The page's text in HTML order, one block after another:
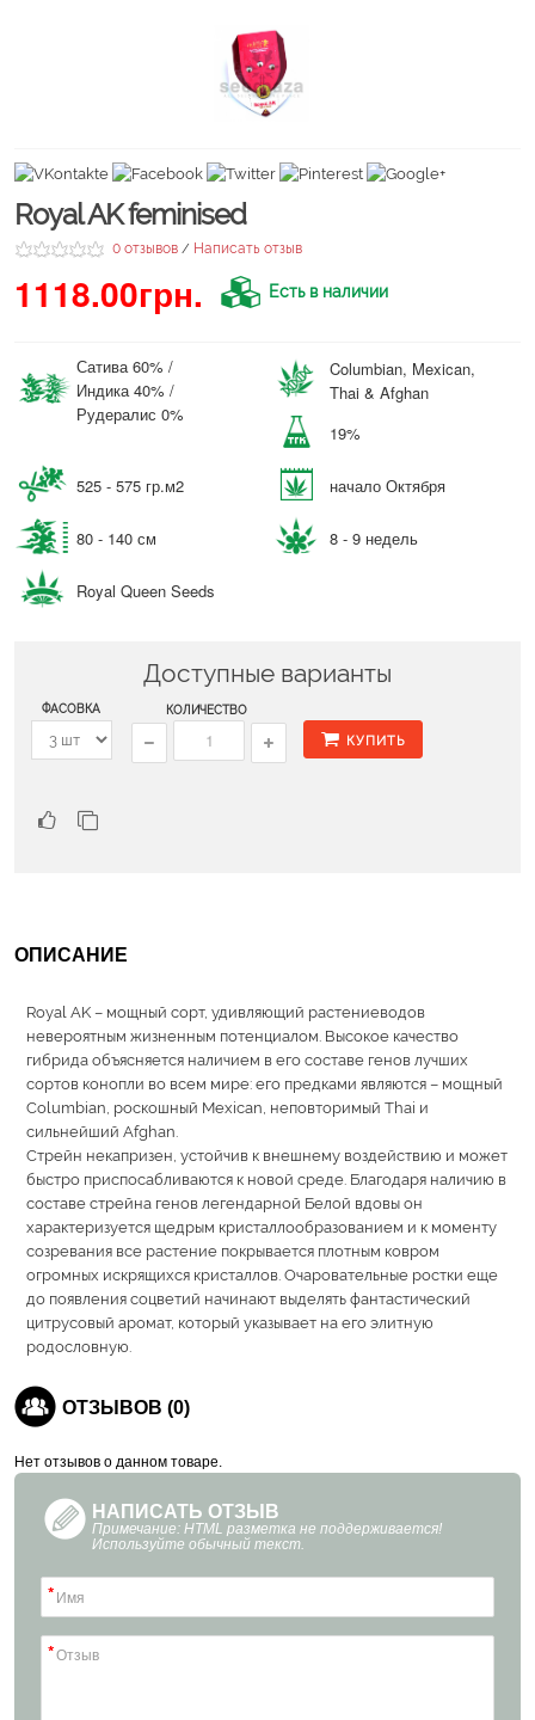
Royal AK feminised
0 отзывов / Написать отзыв
1118.00грн. Есть в наличии
Сатива 60% /
Индика 40% /
Рудералис 0%
Columbian, Mexican,
Thai & Afghan
19%
525 - 575 гр.м2 начало Октября
80 - 140 см 8 - 9 недель
Royal Queen Seeds
Доступные варианты
ФАСОВКА КОЛИЧЕСТВО
КУПИТЬ
ОПИСАНИЕ
Royal AK – мощный сорт, удивляющий растениеводов
невероятным жизненным потенциалом. Высокое качество
гибрида объясняется наличием в его составе генов лучших
сортов конопли во всем мире: его предками являются – мощный
Columbian, роскошный Mexican, неповторимый Thai и
сильнейший Afghan.
Стрейн некапризен, устойчив к внешнему воздействию и может
быстро приспосабливаются к новой среде. Благодаря наличию в
составе стрейна генов легендарной Белой вдовы он
характеризуется щедрым кристаллообразованием и к моменту
созревания все растение покрывается плотным ковром
огромных искрящихся кристаллов. Очаровательные ростки еще
до появления соцветий начинают выделять фантастический
цитрусовый аромат, который указывает на его элитную
родословную.
ОТЗЫВОВ (0)
Нет отзывов о данном товаре.
НАПИСАТЬ ОТЗЫВ
Примечание: HTML разметка не поддерживается!
Используйте обычный текст.